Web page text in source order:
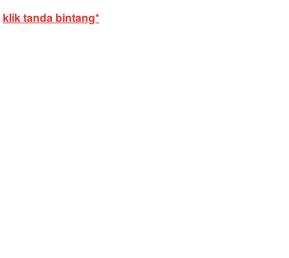
klik tanda bintang*